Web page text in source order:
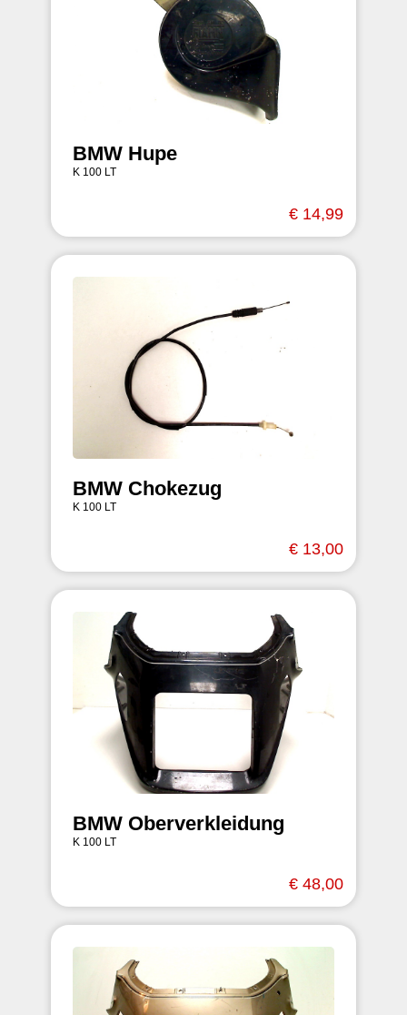
BMW Hupe
K 100 LT
€ 14,99
BMW Chokezug
K 100 LT
€ 13,00
BMW Oberverkleidung
K 100 LT
€ 48,00